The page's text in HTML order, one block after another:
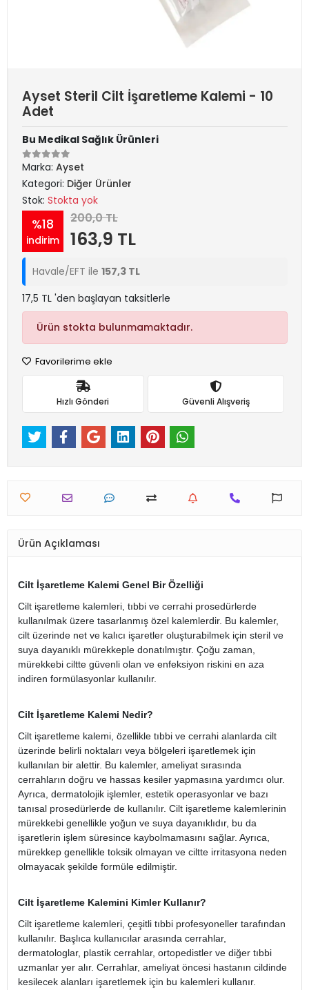
Ayset Steril Cilt İşaretleme Kalemi - 10
Adet
Bu Medikal Sağlık Ürünleri
Marka: Ayset
Kategori: Diğer Ürünler
Stok: Stokta yok
%18
indirim
200,0 TL
163,9 TL
Havale/EFT ile 157,3 TL
17,5 TL 'den başlayan taksitlerle
Ürün stokta bulunmamaktadır.
Favorilerime ekle
Hızlı Gönderi Güvenli Alışveriş
Ürün Açıklaması
Cilt İşaretleme Kalemi Genel Bir Özelliği
Cilt işaretleme kalemleri, tıbbi ve cerrahi prosedürlerde
kullanılmak üzere tasarlanmış özel kalemlerdir. Bu kalemler,
cilt üzerinde net ve kalıcı işaretler oluşturabilmek için steril ve
suya dayanıklı mürekkeple donatılmıştır. Çoğu zaman,
mürekkebi ciltte güvenli olan ve enfeksiyon riskini en aza
indiren formülasyonlar kullanılır.
Cilt İşaretleme Kalemi Nedir?
Cilt işaretleme kalemi, özellikle tıbbi ve cerrahi alanlarda cilt
üzerinde belirli noktaları veya bölgeleri işaretlemek için
kullanılan bir alettir. Bu kalemler, ameliyat sırasında
cerrahların doğru ve hassas kesiler yapmasına yardımcı olur.
Ayrıca, dermatolojik işlemler, estetik operasyonlar ve bazı
tanısal prosedürlerde de kullanılır. Cilt işaretleme kalemlerinin
mürekkebi genellikle yoğun ve suya dayanıklıdır, bu da
işaretlerin işlem süresince kaybolmamasını sağlar. Ayrıca,
mürekkep genellikle toksik olmayan ve ciltte irritasyona neden
olmayacak şekilde formüle edilmiştir.
Cilt İşaretleme Kalemini Kimler Kullanır?
Cilt işaretleme kalemleri, çeşitli tıbbi profesyoneller tarafından
kullanılır. Başlıca kullanıcılar arasında cerrahlar,
dermatologlar, plastik cerrahlar, ortopedistler ve diğer tıbbi
uzmanlar yer alır. Cerrahlar, ameliyat öncesi hastanın cildinde
kesilecek alanları işaretlemek için bu kalemleri kullanır.